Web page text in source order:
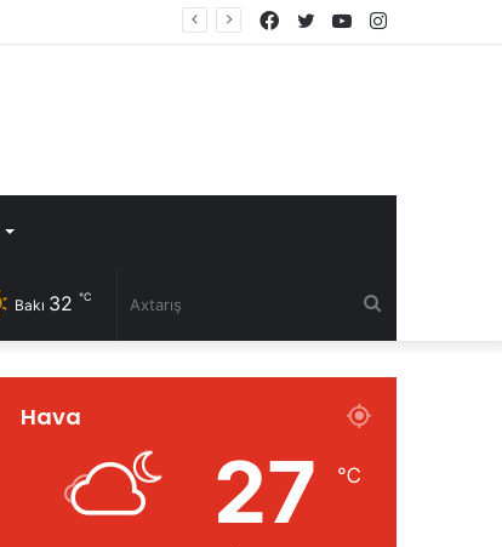
YouTube
Twitter
Facebook
Bakı 32 ℃
Hava
27 ℃